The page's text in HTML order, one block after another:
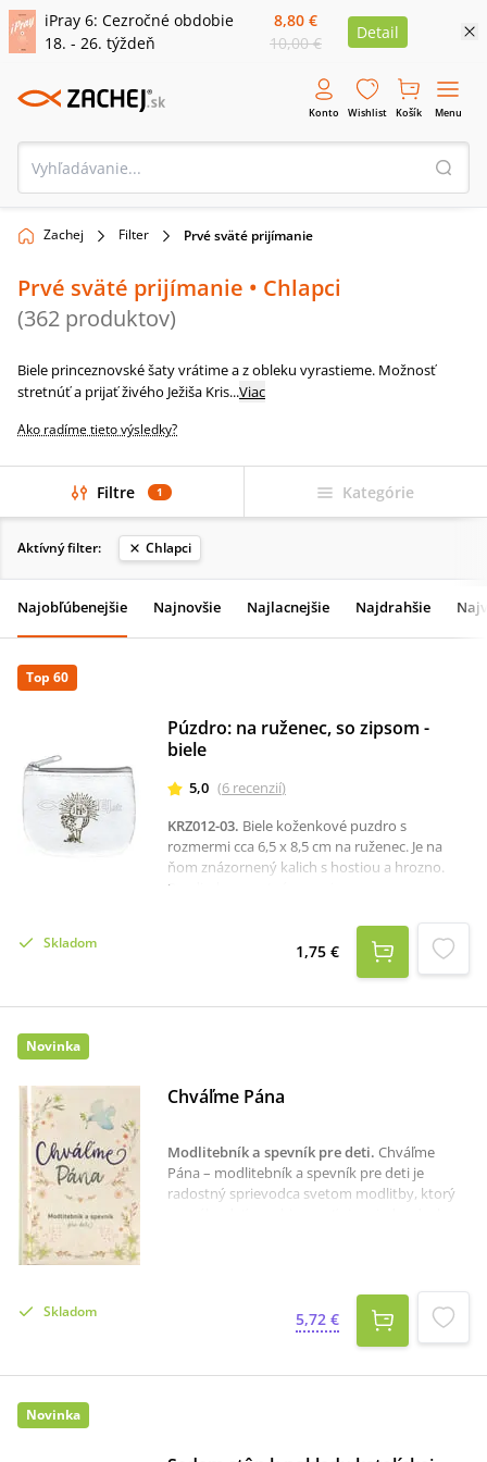
iPray 6: Cezročné obdobie
18. - 26. týždeň
8,80 €
10,00 €
Detail
Konto Wishlist Košík Menu
Zachej Filter Prvé sväté prijímanie
Prvé sväté prijímanie • Chlapci
(362 produktov)
Biele princeznovské šaty vrátime a z obleku vyrastieme. Možnosť
stretnúť a prijať živého Ježiša Kris...Viac
Ako radíme tieto výsledky?
Filtre 1 Kategórie
Najobľúbenejšie Najnovšie Najlacnejšie Najdrahšie
Aktívný filter: Chlapci
Top 60
Púzdro: na ruženec, so zipsom -
biele
5,0 (6 recenzií)
KRZ012-03. Biele koženkové puzdro s
rozmermi cca 6,5 x 8,5 cm na ruženec. Je na
ňom znázornený kalich s hostiou a hrozno.
Puzdierko sa zatvára na zips.
Skladom 1,75 €
Novinka
Chváľme Pána
Modlitebník a spevník pre deti. Chváľme
Pána – modlitebník a spevník pre deti je
radostný sprievodca svetom modlitby, ktorý
či vďačnosti. Nechýbajú modlitby k svätým,
modlitba ruženca ani krížová cesta
prispôsobená detskému chápaniu.Súčasťou
povzbudenia a pokoja, ako aj obľúbený
Skladom 5,72 €
Novinka